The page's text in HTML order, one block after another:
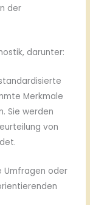
der
darunter:
Merkmale
Sie werden
von
Umfragen oder